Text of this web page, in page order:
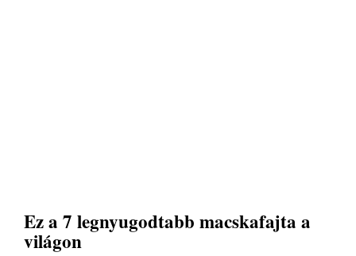
Ez a 7 legnyugodtabb macskafajta a
világon